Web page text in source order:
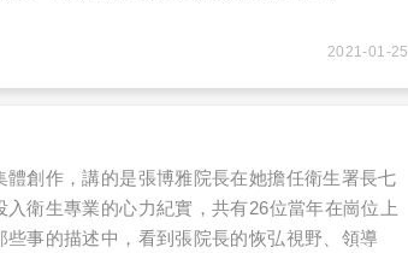
2021-01-25
體創作，講的是張博雅院長在她擔任衛生署長七
衛生專業的心力紀實，共有26位當年在崗位上
事的描述中，看到張院長的恢弘視野、領導